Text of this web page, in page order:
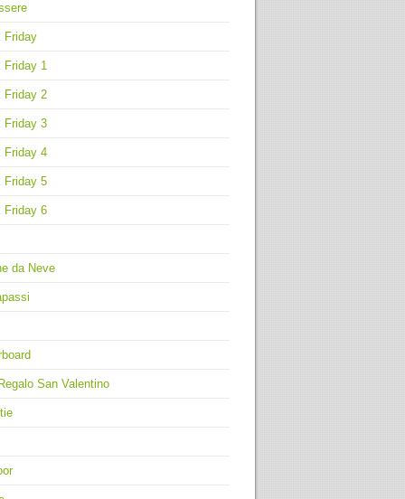
Friday
Friday 1
Friday 2
Friday 3
Friday 4
Friday 5
Friday 6
da Neve
San Valentino